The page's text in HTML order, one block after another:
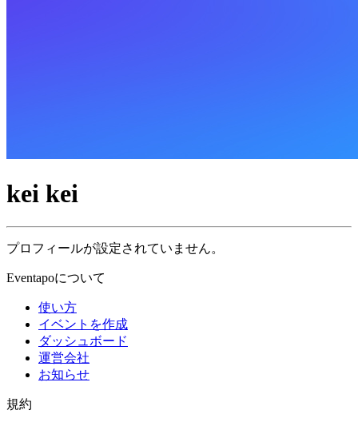
kei kei
プロフィールが設定されていません。
Eventapoについて
使い方
イベントを作成
ダッシュボード
運営会社
お知らせ
規約